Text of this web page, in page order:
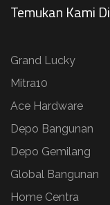
Temukan Kami Di
Grand Lucky
Mitra10
Ace Hardware
Depo Bangunan
Depo Gemilang
Global Bangunan
Home Centra